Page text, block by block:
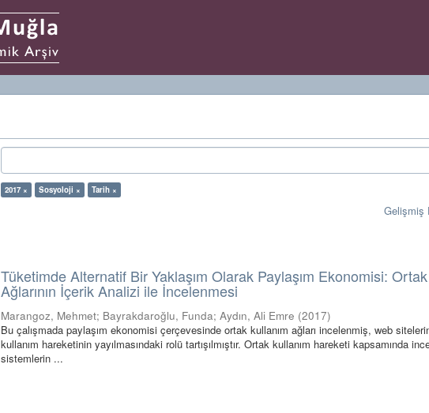
2017 × Sosyoloji × Tarih ×
Gelişmiş
Tüketimde Alternatif Bir Yaklaşım Olarak Paylaşım Ekonomisi: Ortak
Ağlarının İçerik Analizi ile İncelenmesi
Marangoz, Mehmet; Bayrakdaroğlu, Funda;Aydın, Ali Emre (2017)
Bu çalışmada paylaşım ekonomisi çerçevesinde ortak kullanım ağları incelenmiş, web
kullanım hareketinin yayılmasındaki rolü tartışılmıştır. Ortak kullanım hareketi kapsamında
sistemlerin ...